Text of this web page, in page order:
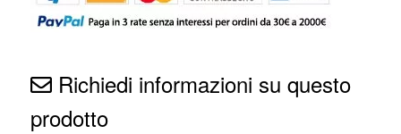
Richiedi informazioni su questo
prodotto